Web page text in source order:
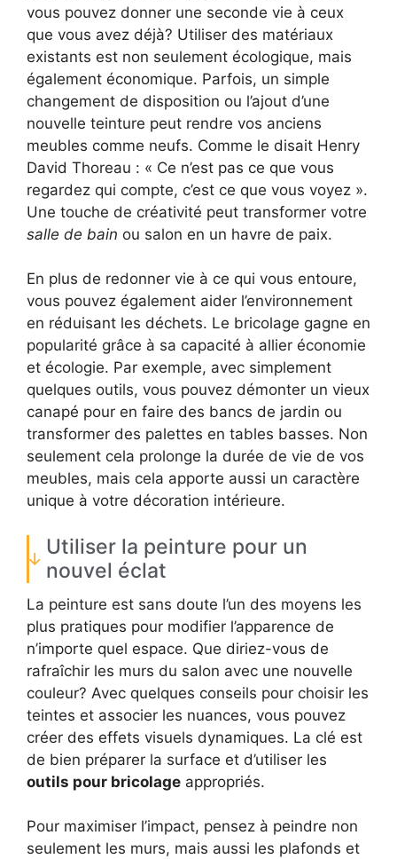
vous pouvez donner une seconde vie à ceux
que vous avez déjà? Utiliser des matériaux
existants est non seulement écologique, mais
également économique. Parfois, un simple
changement de disposition ou l’ajout d’une
nouvelle teinture peut rendre vos anciens
meubles comme neufs. Comme le disait Henry
David Thoreau : « Ce n’est pas ce que vous
regardez qui compte, c’est ce que vous voyez ».
Une touche de créativité peut transformer votre
salle de bain ou salon en un havre de paix.
En plus de redonner vie à ce qui vous entoure,
vous pouvez également aider l’environnement
en réduisant les déchets. Le bricolage gagne en
popularité grâce à sa capacité à allier économie
et écologie. Par exemple, avec simplement
quelques outils, vous pouvez démonter un vieux
canapé pour en faire des bancs de jardin ou
transformer des palettes en tables basses. Non
seulement cela prolonge la durée de vie de vos
meubles, mais cela apporte aussi un caractère
unique à votre décoration intérieure.
Utiliser la peinture pour un
nouvel éclat
La peinture est sans doute l’un des moyens les
plus pratiques pour modifier l’apparence de
n’importe quel espace. Que diriez-vous de
rafraîchir les murs du salon avec une nouvelle
couleur? Avec quelques conseils pour choisir les
teintes et associer les nuances, vous pouvez
créer des effets visuels dynamiques. La clé est
de bien préparer la surface et d’utiliser les
outils pour bricolage appropriés.
Pour maximiser l’impact, pensez à peindre non
seulement les murs, mais aussi les plafonds et